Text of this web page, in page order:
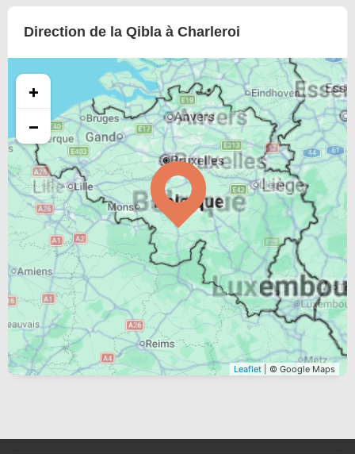
Direction de la Qibla à Charleroi
+
−
Leaflet | © Google Maps